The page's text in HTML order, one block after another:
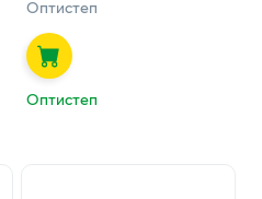
Оптистеп
Оптистеп